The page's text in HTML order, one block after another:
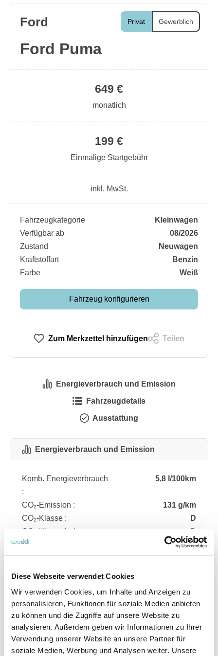
Diese Webseite verwendet Cookies
Wir verwenden Cookies, um Inhalte und Anzeigen zu
personalisieren, Funktionen für soziale Medien anbieten
zu können und die Zugriffe auf unsere Website zu
analysieren. Außerdem geben wir Informationen zu Ihrer
Verwendung unserer Website an unsere Partner für
soziale Medien, Werbung und Analysen weiter. Unsere
Privat Gewerblich
Ford
Ford Puma
199 €
Einmalige Startgebühr
649 €
monatlich
inkl. MwSt.
Fahrzeugkategorie
Kleinwagen
Verfügbar ab
08/2026
Zustand
Neuwagen
Kraftstoffart
Benzin
Farbe
Weiß
Fahrzeug konfigurieren
Zum Merkzettel hinzufügen Teilen
Energieverbrauch und Emission
Fahrzeugdetails
Ausstattung
Energieverbrauch und Emission
Komb. Energieverbrauch
:
5,8 l/100km
CO₂-Emission :
131 g/km
CO₂-Klasse :
D
CO₂-Klasse bei
entladener Batterie :
D
Fahrzeugdetails
Angebotsnummer
ABO74.625
Ausstattungslinie
ST Line
Verfügbar ab